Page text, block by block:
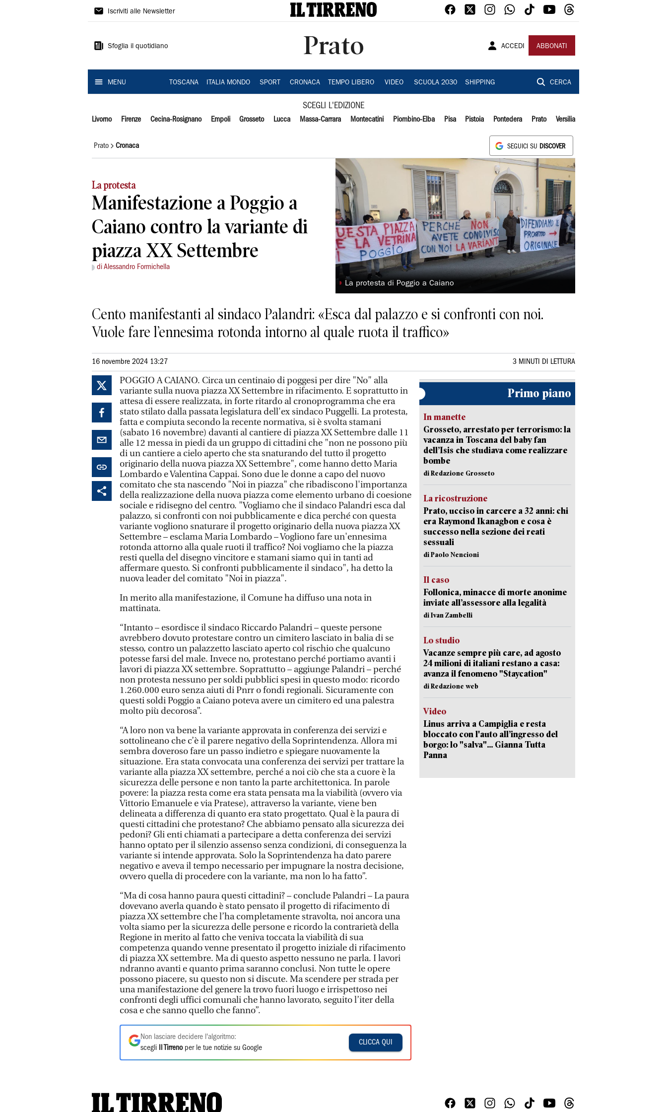
Il
Iscriviti alle Newsletter
Sfoglia il quotidiano Prato ACCEDI ABBONATI
MENU TOSCANA ITALIA MONDO SPORT CRONACA TEMPO LIBERO VIDEO SCUOLA 2030 SHIPPING CERCA
SCEGLI L'EDIZIONE
Livorno Firenze Cecina-Rosignano Empoli Grosseto Lucca Massa-Carrara Montecatini Piombino-Elba Pisa Pistoia Pontedera Prato Versilia
Prato Cronaca SEGUICI SU DISCOVER
La protesta
Manifestazione a Poggio a
Caiano contro la variante di
piazza XX Settembre
di Alessandro Formichella
◗ La protesta di Poggio a Caiano
Cento manifestanti al sindaco Palandri: «Esca dal palazzo e si confronti con noi.
Vuole fare l’ennesima rotonda intorno al quale ruota il traffico»
16 novembre 2024 13:27 3 MINUTI DI LETTURA
POGGIO A CAIANO. Circa un centinaio di poggesi per dire "No" alla
variante sulla nuova piazza XX Settembre in rifacimento. E soprattutto in
attesa di essere realizzata, in forte ritardo al cronoprogramma che era
stato stilato dalla passata legislatura dell'ex sindaco Puggelli. La protesta,
fatta e compiuta secondo la recente normativa, si è svolta stamani
(sabato 16 novembre) davanti al cantiere di piazza XX Settembre dalle 11
alle 12 messa in piedi da un gruppo di cittadini che "non ne possono più
di un cantiere a cielo aperto che sta snaturando del tutto il progetto
originario della nuova piazza XX Settembre", come hanno detto Maria
Lombardo e Valentina Cappai. Sono due le donne a capo del nuovo
comitato che sta nascendo "Noi in piazza" che ribadiscono l'importanza
della realizzazione della nuova piazza come elemento urbano di coesione
sociale e ridisegno del centro. "Vogliamo che il sindaco Palandri esca dal
palazzo, si confronti con noi pubblicamente e dica perché con questa
variante vogliono snaturare il progetto originario della nuova piazza XX
Settembre – esclama Maria Lombardo – Vogliono fare un'ennesima
rotonda attorno alla quale ruoti il traffico? Noi vogliamo che la piazza
resti quella del disegno vincitore e stamani siamo qui in tanti ad
affermare questo. Si confronti pubblicamente il sindaco", ha detto la
nuova leader del comitato "Noi in piazza".
In merito alla manifestazione, il Comune ha diffuso una nota in
mattinata.
“Intanto – esordisce il sindaco Riccardo Palandri – queste persone
avrebbero dovuto protestare contro un cimitero lasciato in balia di se
stesso, contro un palazzetto lasciato aperto col rischio che qualcuno
potesse farsi del male. Invece no, protestano perché portiamo avanti i
lavori di piazza XX settembre. Soprattutto – aggiunge Palandri – perché
non protesta nessuno per soldi pubblici spesi in questo modo: ricordo
1.260.000 euro senza aiuti di Pnrr o fondi regionali. Sicuramente con
questi soldi Poggio a Caiano poteva avere un cimitero ed una palestra
molto più decorosa”.
“A loro non va bene la variante approvata in conferenza dei servizi e
sottolineano che c’è il parere negativo della Soprintendenza. Allora mi
sembra doveroso fare un passo indietro e spiegare nuovamente la
situazione. Era stata convocata una conferenza dei servizi per trattare la
variante alla piazza XX settembre, perché a noi ciò che sta a cuore è la
sicurezza delle persone e non tanto la parte architettonica. In parole
povere: la piazza resta come era stata pensata ma la viabilità (ovvero via
Vittorio Emanuele e via Pratese), attraverso la variante, viene ben
delineata a differenza di quanto era stato progettato. Qual è la paura di
questi cittadini che protestano? Che abbiamo pensato alla sicurezza dei
pedoni? Gli enti chiamati a partecipare a detta conferenza dei servizi
hanno optato per il silenzio assenso senza condizioni, di conseguenza la
variante si intende approvata. Solo la Soprintendenza ha dato parere
negativo e aveva il tempo necessario per impugnare la nostra decisione,
ovvero quella di procedere con la variante, ma non lo ha fatto”.
“Ma di cosa hanno paura questi cittadini? – conclude Palandri – La paura
dovevano averla quando è stato pensato il progetto di rifacimento di
piazza XX settembre che l’ha completamente stravolta, noi ancora una
volta siamo per la sicurezza delle persone e ricordo la contrarietà della
Regione in merito al fatto che veniva toccata la viabilità di sua
competenza quando venne presentato il progetto iniziale di rifacimento
di piazza XX settembre. Ma di questo aspetto nessuno ne parla. I lavori
ndranno avanti e quanto prima saranno conclusi. Non tutte le opere
possono piacere, su questo non si discute. Ma scendere per strada per
una manifestazione del genere la trovo fuori luogo e irrispettoso nei
confronti degli uffici comunali che hanno lavorato, seguito l’iter della
cosa e che sanno quello che fanno”.
Non lasciare decidere l'algoritmo:
scegli
Il Tirrenoper le tue notizie su Google
CLICCA QUI
Primo piano
In manette
Grosseto, arrestato per terrorismo: la
vacanza in Toscana del baby fan
dell’Isis che studiava come realizzare
bombe
di Redazione Grosseto
La ricostruzione
Prato, ucciso in carcere a 32 anni: chi
era Raymond Ikanagbon e cosa è
successo nella sezione dei reati
sessuali
di Paolo Nencioni
Il caso
Follonica, minacce di morte anonime
inviate all’assessore alla legalità
di Ivan Zambelli
Lo studio
Vacanze sempre più care, ad agosto
24 milioni di italiani restano a casa:
avanza il fenomeno "Staycation"
di Redazione web
Video
Linus arriva a Campiglia e resta
bloccato con l'auto all’ingresso del
borgo: lo "salva"... Gianna Tutta
Panna